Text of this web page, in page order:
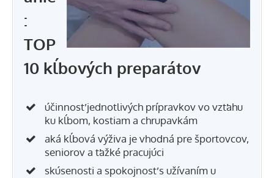
:
TOP
10 kĺbových preparátov
účinnosť jednotlivých prípravkov vo vzťahu
ku kĺbom, kostiam a chrupavkám
aká kĺbová výživa je vhodná pre športovcov,
seniorov a ťažké pracujúci
skúsenosti a spokojnosť s užívaním u